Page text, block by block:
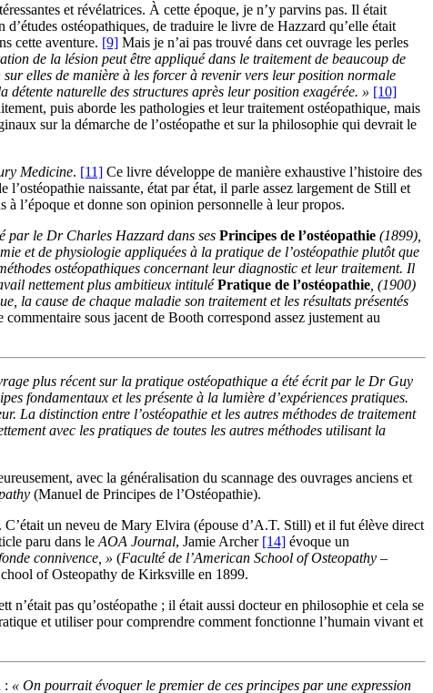
et révélatrices. À cette époque, je n’y parvins pas. Il était
ostéopathiques, de traduire le livre de Hazzard qu’elle était
cette aventure. [9] Mais je n’ai pas trouvé dans cet ouvrage les perles
de la lésion peut être appliqué dans le traitement de beaucoup de
elles de manière à les forcer à revenir vers leur position normale
détente naturelle des structures après leur position exagérée. » [10]
puis aborde les pathologies et leur traitement ostéopathique, mais
sur la démarche de l’ostéopathe et sur la philosophie qui devrait le
Medicine. [11] Ce livre développe de manière exhaustive l’histoire des
naissante, état par état, il parle assez largement de Still et
l’époque et donne son opinion personnelle à leur propos.
par le Dr Charles Hazzard dans ses Principes de l’ostéopathie (1899),
et de physiologie appliquées à la pratique de l’ostéopathie plutôt que
ostéopathiques concernant leur diagnostic et leur traitement. Il
nettement plus ambitieux intituléPratique de l’ostéopathie , (1900)
la cause de chaque maladie son traitement et les résultats présentés
sous jacent de Booth correspond assez justement au
plus récent sur la pratique ostéopathique a été écrit par le Dr Guy
fondamentaux et les présente à la lumière d’expériences pratiques.
La distinction entre l’ostéopathie et les autres méthodes de traitement
avec les pratiques de toutes les autres méthodes utilisant la
avec la généralisation du scannage des ouvrages anciens et
(Manuel de Principes de l’Ostéopathie).
un neveu de Mary Elvira (épouse d’A.T. Still) et il fut élève direct
paru dans le AOA Journal, Jamie Archer [14] évoque un
connivence, » (Faculté de l’American School of Osteopathy –
of Osteopathy de Kirksville en 1899.
n’était pas qu’ostéopathe ; il était aussi docteur en philosophie et cela se
et utiliser pour comprendre comment fonctionne l’humain vivant et
: « On pourrait évoquer le premier de ces principes par une expression